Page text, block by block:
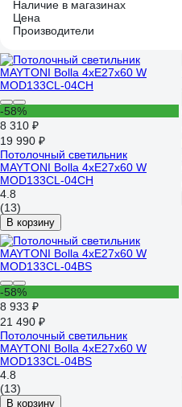
Наличие в магазинах
Цена
Производители
-58%
8 310 ₽
19 990 ₽
Потолочный светильник
MAYTONI Bolla 4хE27x60 W
MOD133CL-04CH
4.8
(13)
В корзину
-58%
8 933 ₽
21 490 ₽
Потолочный светильник
MAYTONI Bolla 4хE27x60 W
MOD133CL-04BS
4.8
(13)
В корзину